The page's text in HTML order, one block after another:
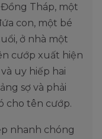
Tháp, một
con, một bé
ở nhà một
cướp xuất hiện
uy hiếp hai
sợ và phải
cho tên cướp.
nhanh chóng